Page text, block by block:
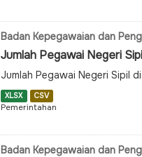
Badan Kepegawaian dan
Jumlah Pegawai Negeri
Jumlah Pegawai Negeri Sipil
XLSX CSV
Pemerintahan
Badan Kepegawaian dan